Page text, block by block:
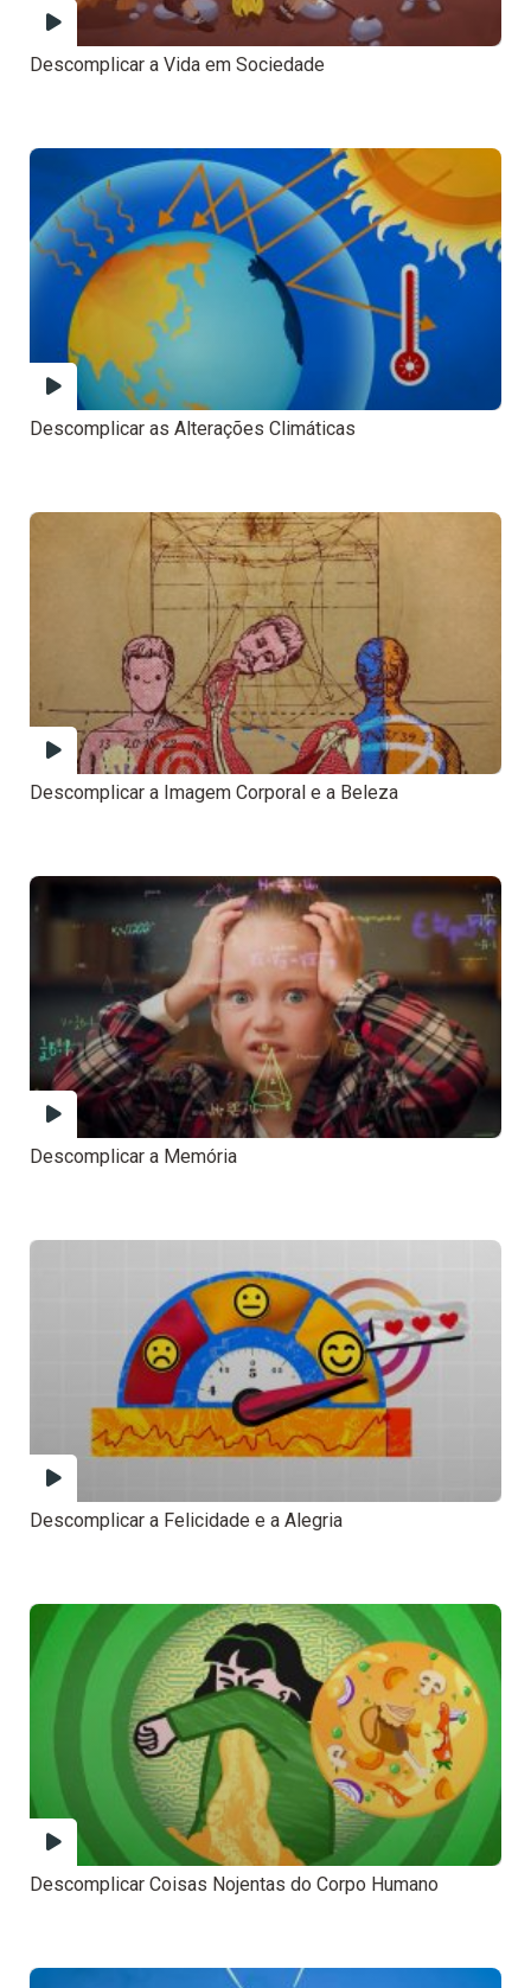
Descomplicar a Vida em Sociedade
Descomplicar as Alterações Climáticas
Descomplicar a Imagem Corporal e a Beleza
Descomplicar a Memória
Descomplicar a Felicidade e a Alegria
Descomplicar Coisas Nojentas do Corpo Humano